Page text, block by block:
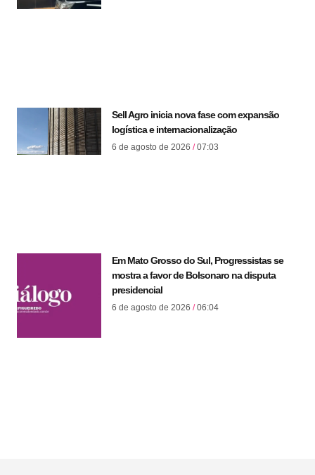
Sell Agro inicia nova fase com expansão
logística e internacionalização
6 de agosto de 2026 07:03
Em Mato Grosso do Sul, Progressistas se
mostra a favor de Bolsonaro na disputa
presidencial
6 de agosto de 2026 06:04